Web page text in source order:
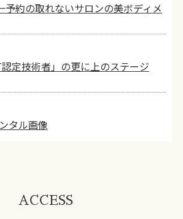
約の取れないサロンの美ボディメ
定技術者」の更に上のステージ
タル画像
ACCESS